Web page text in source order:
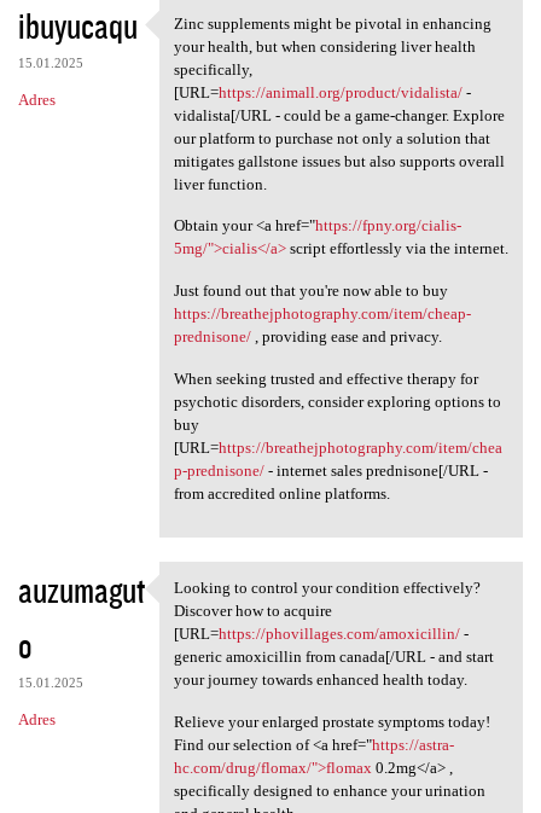
ibuyucaqu
15.01.2025
Adres
Zinc supplements might be
Zinc supplements might be pivotal in enhancing
your health, but when considering liver health
specifically,
[URL=https://animall.org/product/vidalista/-
vidalista[/URL - could be a game-changer. Explore
our platform to purchase not only a solution that
mitigates gallstone issues but also supports overall
liver function.
Obtain your <a href="https://fpny.org/cialis-
5mg/">cialis</a>script effortlessly via the internet.
Just found out that you're now able to buy
https://breathejphotography.com/item/cheap-
prednisone/, providing ease and privacy.
When seeking trusted and effective therapy for
psychotic disorders, consider exploring options to
buy
[URL=https://breathejphotography.com/item/chea
p-prednisone/- internet sales prednisone[/URL -
from accredited online platforms.
auzumagut
o
15.01.2025
Adres
Looking to control your
Looking to control your condition effectively?
Discover how to acquire
[URL=https://phovillages.com/amoxicillin/-
generic amoxicillin from canada[/URL - and start
your journey towards enhanced health today.
Relieve your enlarged prostate symptoms today!
Find our selection of <a href="https://astra-
hc.com/drug/flomax/">flomax 0.2mg</a> ,
specifically designed to enhance your urination